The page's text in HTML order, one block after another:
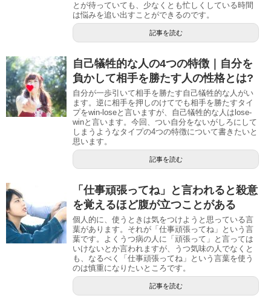
とが待っていても、少なくとも忙しくしている時間
は悩みを追い出すことができるのです。
記事を読む
自己犠牲的な人の4つの特徴｜自分を
負かして相手を勝たす人の性格とは?
自分が一歩引いて相手を勝たす自己犠牲的な人がい
ます。逆に相手を押しのけてでも相手を勝たすタイ
プをwin-loseと言いますが、自己犠牲的な人はlose-
winと言います。今回、つい自分をないがしろにして
しまうようなタイプの4つの特徴について書きたいと
思います。
記事を読む
「仕事頑張ってね」と言われると殺意
を覚えるほど腹が立つことがある
個人的に、使うときは気をつけようと思っている言
葉があります。それが「仕事頑張ってね」という言
葉です。よくうつ病の人に「頑張って」と言っては
いけないとか言われますが、うつ気味の人でなくと
も、なるべく「仕事頑張ってね」という言葉を使う
のは慎重になりたいところです。
記事を読む